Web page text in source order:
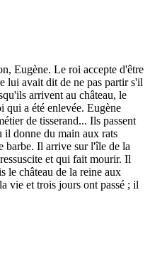
Eugène. Le roi accepte d'être
lui avait dit de ne pas partir s'il
arrivent au château, le
qui a été enlevée. Eugène
de tisserand... Ils passent
il donne du main aux rats
barbe. Il arrive sur l'île de la
et qui fait mourir. Il
le château de la reine aux
vie et trois jours ont passé ; il